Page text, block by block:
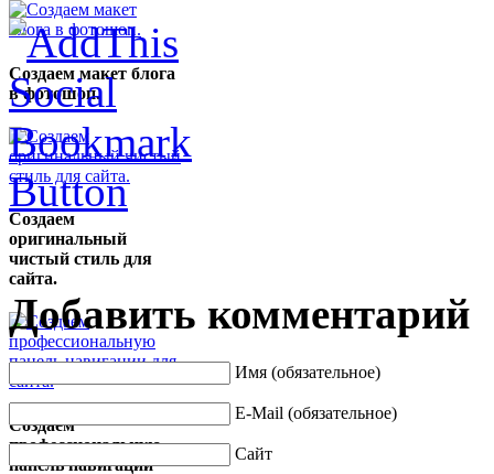
Создаем макет блога
в фотошоп.
Создаем
оригинальный
чистый стиль для
сайта.
Создаем
профессиональную
панель навигации
Добавить комментарий
Имя (обязательное)
E-Mail (обязательное)
Сайт